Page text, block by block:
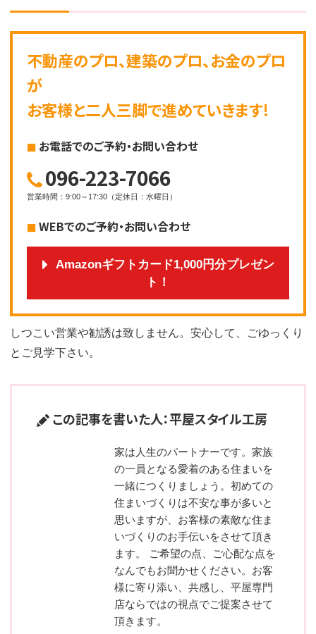
不動産のプロ、建築のプロ、お金のプロ
が
お客様と二人三脚で進めていきます!
お電話でのご予約・お問い合わせ
096-223-7066
営業時間 ： 9:00～17:30 （ 定休日 ： 水曜日 ）
WEBでのご予約・お問い合わせ
Amazonギフトカード1,000円分プレゼン
ト！
しつこい営業や勧誘は致しません。安心して、ごゆっくり
とご見学下さい。
この記事を書いた人：平屋スタイル工房
家は人生のパートナーです。家族
の一員となる愛着のある住まいを
一緒につくりましょう。初めての
住まいづくりは不安な事が多いと
思いますが、お客様の素敵な住ま
いづくりのお手伝いをさせて頂き
ます。 ご希望の点、ご心配な点を
なんでもお聞かせください。お客
様に寄り添い、共感し、平屋専門
店ならではの視点でご提案させて
頂きます。